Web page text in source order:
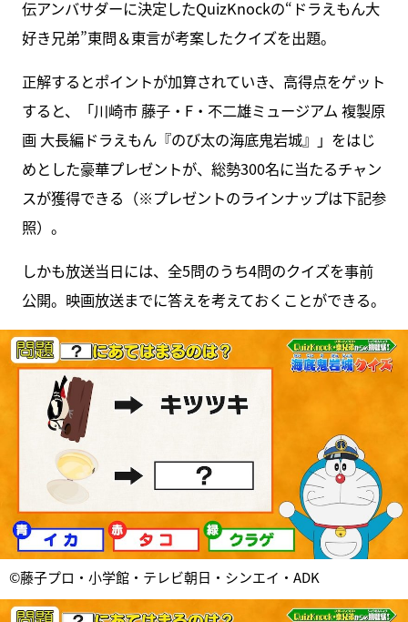
伝アンバサダーに決定したQuizKnockの“ドラえもん大
好き兄弟”東問＆東言が考案したクイズを出題。
正解するとポイントが加算されていき、高得点をゲット
すると、「川崎市 藤子・F・不二雄ミュージアム 複製原
画 大長編ドラえもん『のび太の海底鬼岩城』」をはじ
めとした豪華プレゼントが、総勢300名に当たるチャン
スが獲得できる（※プレゼントのラインナップは下記参
照）。
しかも放送当日には、全5問のうち4問のクイズを事前
公開。映画放送までに答えを考えておくことができる。
©藤子プロ・小学館・テレビ朝日・シンエイ・ADK